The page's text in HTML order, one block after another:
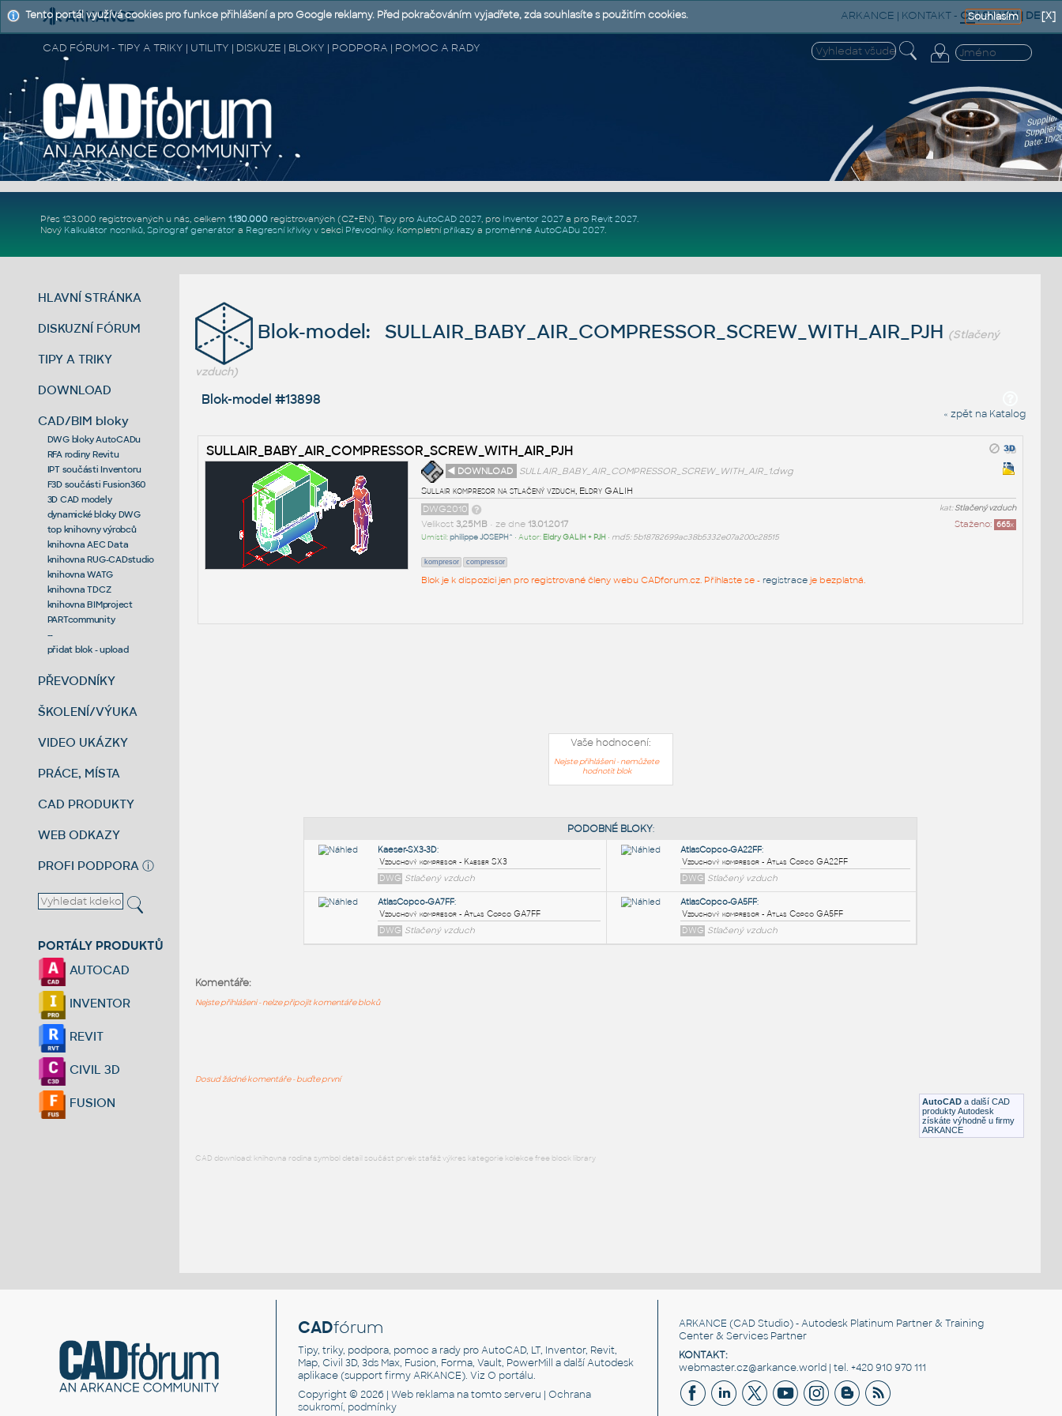
ARKANCE | KONTAKT- CZ|SK|EN| DE
CAD FÓRUM - TIPY A TRIKY | UTILITY | DISKUZE | BLOKY | PODPORA | POMOC A RADY
Přes 123.000 registrovaných u nás, celkem 1.130.000registrovaných (CZ+EN). Tipy pro AutoCAD 2027, pro Inventor 2027a pro Revit 2027.
Nový Kalkulátor nosníků, Spirograf generátor a Regresní křivkyv sekci Převodníky. Kompletní příkazya proměnné AutoCADu 2027.
HLAVNÍ STRÁNKA
DISKUZNÍ FÓRUM
TIPY A TRIKY
DOWNLOAD
CAD/BIM bloky
DWG bloky AutoCADu
RFA rodiny Revitu
IPT součásti Inventoru
F3D součásti Fusion360
3D CAD modely
dynamické bloky DWG
top knihovny výrobců
knihovna AEC Data
knihovna RUG-CADstudio
knihovna WATG
knihovna TDCZ
knihovna BIMproject
PARTcommunity
--
přidat blok - upload
PŘEVODNÍKY
ŠKOLENÍ/VÝUKA
VIDEO UKÁZKY
PRÁCE, MÍSTA
CAD PRODUKTY
WEB ODKAZY
PROFI PODPORA ⓘ
PORTÁLY PRODUKTŮ
AUTOCAD
INVENTOR
REVIT
CIVIL 3D
FUSION
Blok-model: SULLAIR_BABY_AIR_COMPRESSOR_SCREW_WITH_AIR_PJH (Stlačený
vzduch)
Blok-model #13898
« zpět na Katalog
SULLAIR_BABY_AIR_COMPRESSOR_SCREW_WITH_AIR_PJH
◄ DOWNLOAD
SULLAIR_BABY_AIR_COMPRESSOR_SCREW_WITH_AIR_1.dwg
Sullair kompresor na stlačený vzduch, Eldry GALIH
kat:Stlačený vzduch
DWG2010
Staženo: 665x
Velikost 3,25MB• ze dne 13.01.2017
Umístil:philippe JOSEPH^ • Autor: Eldry GALIH + PJH • md5: 5b18782699ac38b5332e07a200c28515
kompresor compressor
Blok je k dispozici jen pro registrované členy webu CADforum.cz. Přihlaste se - registraceje bezplatná.
Vaše hodnocení:
Nejste přihlášeni - nemůžete
hodnotit blok
AutoCAD a další CAD
produkty Autodesk
získáte výhodně u firmy
ARKANCE
Komentáře:
Nejste přihlášeni - nelze připojit komentáře bloků
Dosud žádné komentáře - buďte první
CAD download: knihovna rodina symbol detail součást prvek stafáž výkres kategorie kolekce free block library
CADfórum
Tipy, triky, podpora, pomoc a rady pro AutoCAD, LT, Inventor, Revit,
Map, Civil 3D, 3ds Max, Fusion, Forma, Vault, PowerMill a další Autodesk
aplikace (support firmy ARKANCE). VizO portálu.
Copyright © 2026 |Web reklama na tomto serveru |Ochrana
soukromí, podmínky
ARKANCE (CAD Studio) - Autodesk Platinum Partner & Training
Center & Services Partner
KONTAKT:
webmaster.cz@arkance.world | tel. +420 910 970 111
[X]
Souhlasím
Tento portál využívá cookies pro funkce přihlášení a pro Google reklamy. Před pokračováním vyjadřete, zda souhlasíte s použitím cookies.